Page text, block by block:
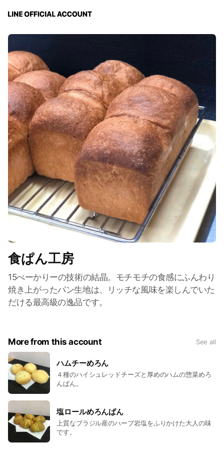
食ぱん工房
15べーかりーの技術の結晶。モチモチの食感にふんわり
焼き上がったパン生地は、リッチな風味を楽しんでいた
だける最高級の逸品です。
More from this account See all
ハムチーめろん
４種のハイシュレッドチーズと厚めのハムの惣菜めろ
んぱん。
塩ロールめろんぱん
上質なブラジル産のハーブ岩塩をふりかけた大人の味
です。